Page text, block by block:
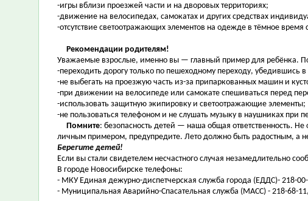
-игры вблизи проезжей части и на дворовых территориях;
-движение на велосипедах, самокатах и других средствах
-отсутствие светоотражающих элементов на одежде в тёмное время
Рекомендации родителям!
Уважаемые взрослые, именно вы — главный пример для ребёнка.
-переходить дорогу только по пешеходному переходу, убедившись
-не выбегать на проезжую часть из-за припаркованных машин и
-при движении на велосипеде или самокате спешиваться перед
-использовать защитную экипировку и светоотражающие элементы;
-не пользоваться телефоном и не слушать музыку в наушниках при
Помните: безопасность детей — наша общая ответственность.
личным примером, предупредите. Лето должно быть радостным, а
Берегите детей!
Если вы стали свидетелем несчастного случая незамедлительно
В городе Новосибирске телефоны:
- МКУ Единая дежурно-диспетчерская служба города (ЕДДС)- 218-
- Муниципальная Аварийно-Спасательная служба (МАСС) - 218-68-